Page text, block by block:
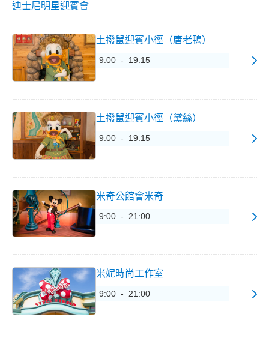
迪士尼明星迎賓會
土撥鼠迎賓小徑（唐老鴨）
9:00 - 19:15
土撥鼠迎賓小徑（黛絲）
9:00 - 19:15
米奇公館會米奇
9:00 - 21:00
米妮時尚工作室
9:00 - 21:00